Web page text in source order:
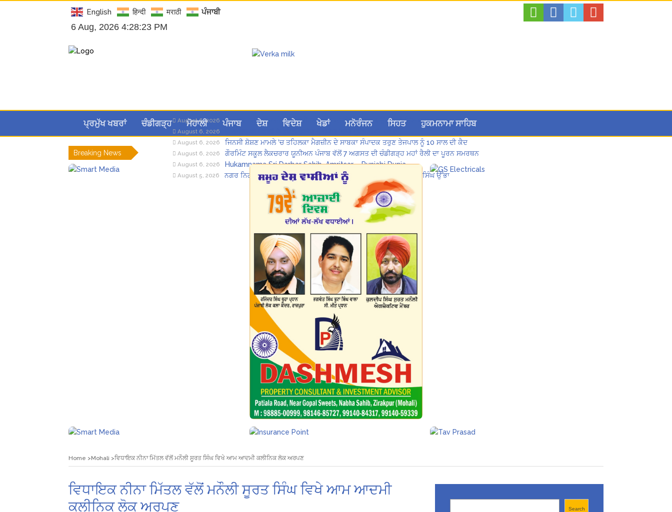
English हिन्दी मराठी ਪੰਜਾਬੀ
6 Aug, 2026 4:28:24 PM
ਪ੍ਰਮੁੱਖ ਖਬਰਾਂ ਚੰਡੀਗੜ੍ਹ ਮੋਹਾਲੀ ਪੰਜਾਬ ਦੇਸ਼ ਵਿਦੇਸ਼ ਖੇਡਾਂ ਮਨੋਰੰਜਨ ਸਿਹਤ ਹੁਕਮਨਾਮਾ ਸਾਹਿਬ
Breaking News
August 6, 2026 ਲੋਕ ਸਭਾ ‘ਚ UPI ਅਤੇ ਹੋਰ ਡਿਜ਼ੀਟਲ ਭੁਗਤਾਨਾਂ ‘ਤੇ ਚਾਰਜ ਲਗਾਉਣ ਲਈ ਬਿੱਲ ਪਾਸ
August 6, 2026
August 6, 2026 ਜਿਨਸੀ ਸ਼ੋਸ਼ਣ ਮਾਮਲੇ ‘ਚ ਤਹਿਲਕਾ ਮੈਗਜ਼ੀਨ ਦੇ ਸਾਬਕਾ ਸੰਪਾਦਕ ਤਰੁਣ ਤੇਜਪਾਲ ਨੂੰ 10 ਸਾਲ ਦੀ ਕੈਦ
August 6, 2026 ਗੌਰਮਿੰਟ ਸਕੂਲ ਲੈਕਚਰਾਰ ਯੂਨੀਅਨ ਪੰਜਾਬ ਵੱਲੋਂ 7 ਅਗਸਤ ਦੀ ਚੰਡੀਗੜ੍ਹ ਮਹਾਂ ਰੈਲੀ ਦਾ ਪੂਰਨ ਸਮਰਥਨ
August 6, 2026 Hukamnama Sri Darbar Sahib, Amritsar – Punjabi Dunia
August 5, 2026 ਨਗਰ ਨਿਗਮ ‘ਚ ਸ਼ਾਮਲ ਇਲਾਕਿਆਂ ਦੇ ਲੋਕ ਬੁਨਿਆਦੀ ਸਹੂਲਤਾਂ ਤੋਂ ਵਾਂਝੇ: ਹਰਦੇਵ ਸਿੰਘ ਉੱਭਾ
Home Mohali ਵਿਧਾਇਕ ਨੀਨਾ ਮਿੱਤਲ ਵੱਲੋਂ ਮਨੌਲੀ ਸੂਰਤ ਸਿੰਘ ਵਿਖੇ ਆਮ ਆਦਮੀ ਕਲੀਨਿਕ ਲੋਕ ਅਰਪਣ
ਵਿਧਾਇਕ ਨੀਨਾ ਮਿੱਤਲ ਵੱਲੋਂ ਮਨੌਲੀ ਸੂਰਤ ਸਿੰਘ ਵਿਖੇ ਆਮ ਆਦਮੀ
ਕਲੀਨਿਕ ਲੋਕ ਅਰਪਣ
Search